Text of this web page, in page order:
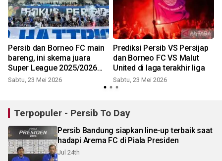
Persib dan Borneo FC main
bareng, ini skema juara
Super League 2025/2026
kedua tim!
Sabtu, 23 Mei 2026
Prediksi Persib VS Persijap
dan Borneo FC VS Malut
United di laga terakhir liga
Sabtu, 23 Mei 2026
Terpopuler - Persib To Day
Persib Bandung siapkan line-up terbaik saat
hadapi Arema FC di Piala Presiden
Jul 24th